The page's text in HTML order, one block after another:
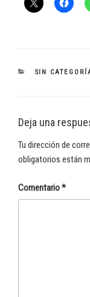
CATEGORÍAS
SIN
Deja una
Tu dirección de
obligatorios están
Comentario*